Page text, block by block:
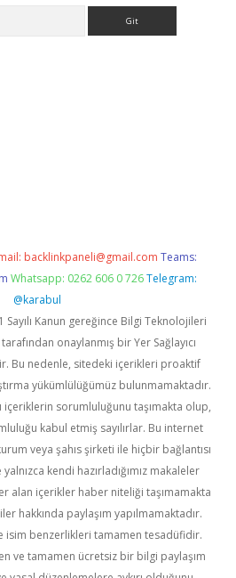
backlinkpaneli@gmail.com Teams:
Whatsapp: 0262 606 0 726 Telegram:
@karabul
Sayılı Kanun gereğince Bilgi Teknolojileri
onaylanmış bir Yer Sağlayıcı
Bu nedenle, sitedeki içerikleri proaktif
yükümlülüğümüz bulunmamaktadır.
içeriklerin sorumluluğunu taşımakta olup,
kabul etmiş sayılırlar. Bu internet
veya şahıs şirketi ile hiçbir bağlantısı
kendi hazırladığımız makaleler
alan içerikler haber niteliği taşımamakta
hakkında paylaşım yapılmamaktadır.
isim benzerlikleri tamamen tesadüfidir.
ve tamamen ücretsiz bir bilgi paylaşım